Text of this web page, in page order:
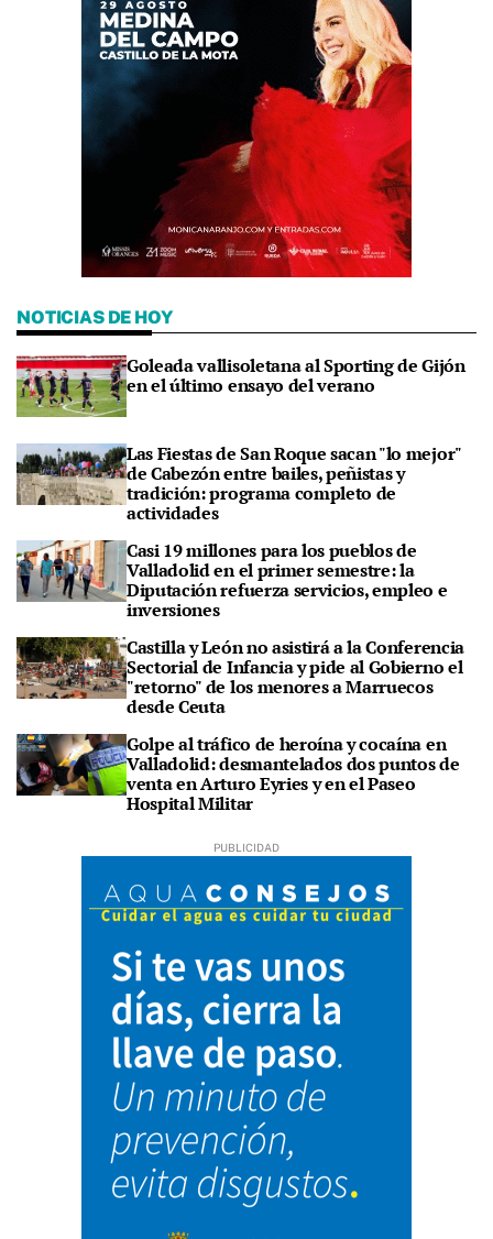
NOTICIAS DE HOY
Goleada vallisoletana al Sporting de Gijón
en el último ensayo del verano
Las Fiestas de San Roque sacan "lo mejor"
de Cabezón entre bailes, peñistas y
tradición: programa completo de
actividades
Casi 19 millones para los pueblos de
Valladolid en el primer semestre: la
Diputación refuerza servicios, empleo e
inversiones
Castilla y León no asistirá a la Conferencia
Sectorial de Infancia y pide al Gobierno el
"retorno" de los menores a Marruecos
desde Ceuta
Golpe al tráfico de heroína y cocaína en
Valladolid: desmantelados dos puntos de
venta en Arturo Eyries y en el Paseo
Hospital Militar